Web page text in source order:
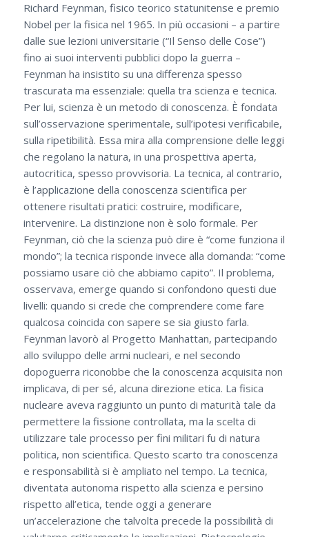
Richard Feynman, fisico teorico statunitense e premio
Nobel per la fisica nel 1965. In più occasioni – a partire
dalle sue lezioni universitarie (“Il Senso delle Cose”)
fino ai suoi interventi pubblici dopo la guerra –
Feynman ha insistito su una differenza spesso
trascurata ma essenziale: quella tra scienza e tecnica.
Per lui, scienza è un metodo di conoscenza. È fondata
sull’osservazione sperimentale, sull’ipotesi verificabile,
sulla ripetibilità. Essa mira alla comprensione delle leggi
che regolano la natura, in una prospettiva aperta,
autocritica, spesso provvisoria. La tecnica, al contrario,
è l’applicazione della conoscenza scientifica per
ottenere risultati pratici: costruire, modificare,
intervenire. La distinzione non è solo formale. Per
Feynman, ciò che la scienza può dire è “come funziona il
mondo”; la tecnica risponde invece alla domanda: “come
possiamo usare ciò che abbiamo capito”. Il problema,
osservava, emerge quando si confondono questi due
livelli: quando si crede che comprendere come fare
qualcosa coincida con sapere se sia giusto farla.
Feynman lavorò al Progetto Manhattan, partecipando
allo sviluppo delle armi nucleari, e nel secondo
dopoguerra riconobbe che la conoscenza acquisita non
implicava, di per sé, alcuna direzione etica. La fisica
nucleare aveva raggiunto un punto di maturità tale da
permettere la fissione controllata, ma la scelta di
utilizzare tale processo per fini militari fu di natura
politica, non scientifica. Questo scarto tra conoscenza
e responsabilità si è ampliato nel tempo. La tecnica,
diventata autonoma rispetto alla scienza e persino
rispetto all’etica, tende oggi a generare
un’accelerazione che talvolta precede la possibilità di